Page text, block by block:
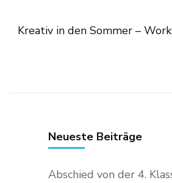
Kreativ in den Sommer –
Neueste Beiträge
Abschied von der 4.